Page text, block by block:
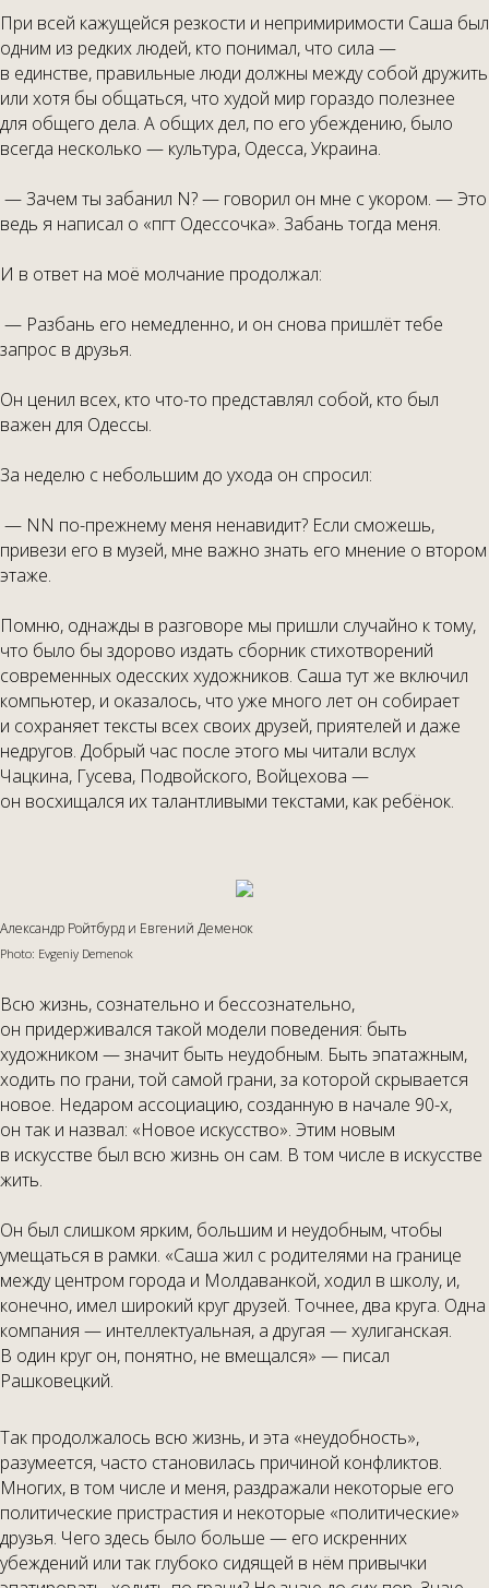
При всей кажущейся резкости и непримиримости Саша был
одним из редких людей, кто понимал, что сила —
в единстве, правильные люди должны между собой дружить
или хотя бы общаться, что худой мир гораздо полезнее
для общего дела. А общих дел, по его убеждению, было
всегда несколько — культура, Одесса, Украина.
— Зачем ты забанил N? — говорил он мне с укором. — Это
ведь я написал о «пгт Одессочка». Забань тогда меня.
И в ответ на моё молчание продолжал:
— Разбань его немедленно, и он снова пришлёт тебе
запрос в друзья.
Он ценил всех, кто что-то представлял собой, кто был
важен для Одессы.
За неделю с небольшим до ухода он спросил:
— NN по-прежнему меня ненавидит? Если сможешь,
привези его в музей, мне важно знать его мнение о втором
этаже.
Помню, однажды в разговоре мы пришли случайно к тому,
что было бы здорово издать сборник стихотворений
современных одесских художников. Саша тут же включил
компьютер, и оказалось, что уже много лет он собирает
и сохраняет тексты всех своих друзей, приятелей и даже
недругов. Добрый час после этого мы читали вслух
Чацкина, Гусева, Подвойского, Войцехова —
он восхищался их талантливыми текстами, как ребёнок.
Александр Ройтбурд и Евгений Деменок
Photo: Evgeniy Demenok
Всю жизнь, сознательно и бессознательно,
он придерживался такой модели поведения: быть
художником — значит быть неудобным. Быть эпатажным,
ходить по грани, той самой грани, за которой скрывается
новое. Недаром ассоциацию, созданную в начале 90-х,
он так и назвал: «Новое искусство». Этим новым
в искусстве был всю жизнь он сам. В том числе в искусстве
жить.
Он был слишком ярким, большим и неудобным, чтобы
умещаться в рамки. «Саша жил с родителями на границе
между центром города и Молдаванкой, ходил в школу, и,
конечно, имел широкий круг друзей. Точнее, два круга. Одна
компания — интеллектуальная, а другая — хулиганская.
В один круг он, понятно, не вмещался» — писал
Рашковецкий.
Так продолжалось всю жизнь, и эта «неудобность»,
разумеется, часто становилась причиной конфликтов.
Многих, в том числе и меня, раздражали некоторые его
политические пристрастия и некоторые «политические»
друзья. Чего здесь было больше — его искренних
убеждений или так глубоко сидящей в нём привычки